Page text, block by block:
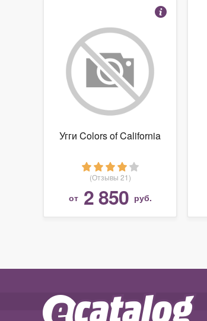
Угги Colors of California
(Отзывы 21)
от 2 850 руб.